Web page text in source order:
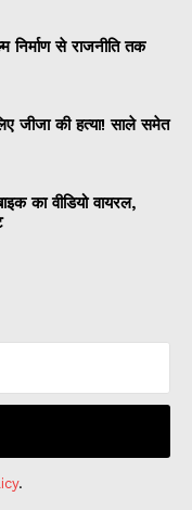
से राजनीति तक
जीजा की हत्या! साले समेत
का वीडियो वायरल,
.